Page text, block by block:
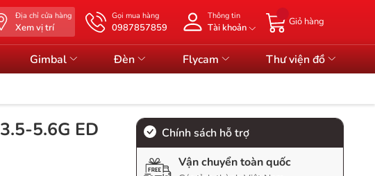
Địa chỉ cửa hàng
Xem vị trí
Gọi mua hàng
0987857859
Thông tin
Tài khoản
Giỏ hàng
Gimbal Đèn Flycam Thư viện đồ
5.6G ED
Chính sách hỗ trợ
Vận chuyển toàn quốc